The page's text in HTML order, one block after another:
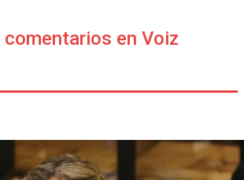
en Voiz